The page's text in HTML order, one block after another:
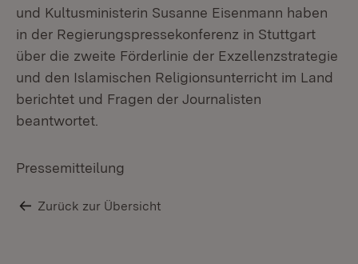
und Kultusministerin Susanne Eisenmann haben
in der Regierungspressekonferenz in Stuttgart
über die zweite Förderlinie der Exzellenzstrategie
und den Islamischen Religionsunterricht im Land
berichtet und Fragen der Journalisten
beantwortet.
Pressemitteilung
Zurück zur Übersicht